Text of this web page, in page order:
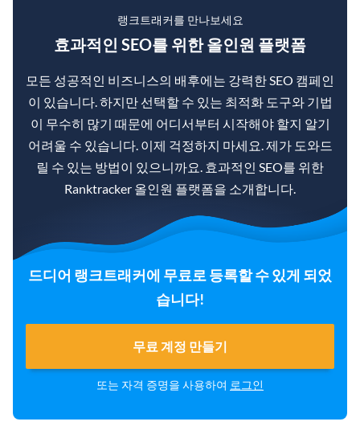
랭크트래커를 만나보세요
효과적인 SEO를 위한 올인원 플랫폼
모든 성공적인 비즈니스의 배후에는 강력한 SEO 캠페인
이 있습니다. 하지만 선택할 수 있는 최적화 도구와 기법
이 무수히 많기 때문에 어디서부터 시작해야 할지 알기
어려울 수 있습니다. 이제 걱정하지 마세요. 제가 도와드
릴 수 있는 방법이 있으니까요. 효과적인 SEO를 위한
Ranktracker 올인원 플랫폼을 소개합니다.
드디어 랭크트래커에 무료로 등록할 수 있게 되었
습니다!
무료 계정 만들기
또는 자격 증명을 사용하여 로그인